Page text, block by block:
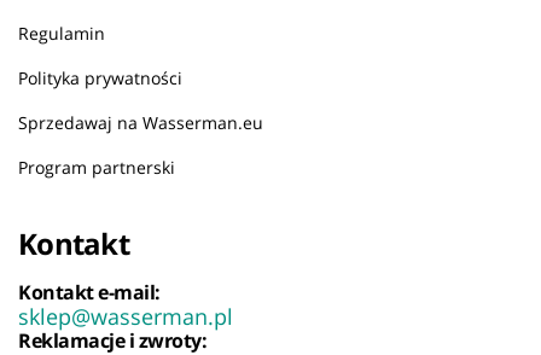
Regulamin
Polityka prywatności
Sprzedawaj na Wasserman.eu
Program partnerski
Kontakt
Kontakt e-mail:
sklep@wasserman.pl
Reklamacje i zwroty: